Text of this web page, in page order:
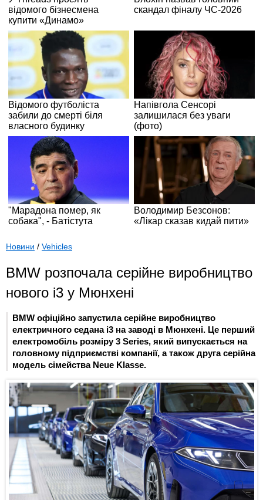
Новини / Vehicles
BMW розпочала серійне виробництво
нового i3 у Мюнхені
BMW офіційно запустила серійне виробництво
електричного седана i3 на заводі в Мюнхені. Це перший
електромобіль розміру 3 Series, який випускається на
головному підприємстві компанії, а також друга серійна
модель сімейства Neue Klasse.